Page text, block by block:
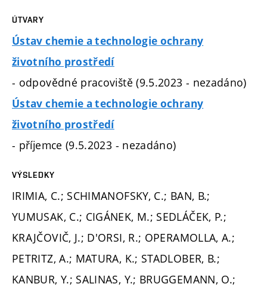
ÚTVARY
Ústav chemie a technologie ochrany
životního prostředí
- odpovědné pracoviště (9.5.2023 - nezadáno)
Ústav chemie a technologie ochrany
životního prostředí
- příjemce (9.5.2023 - nezadáno)
VÝSLEDKY
IRIMIA, C.; SCHIMANOFSKY, C.; BAN, B.;
YUMUSAK, C.; CIGÁNEK, M.; SEDLÁČEK, P.;
KRAJČOVIČ, J.; D'ORSI, R.; OPERAMOLLA, A.;
PETRITZ, A.; MATURA, K.; STADLOBER, B.;
KANBUR, Y.; SALINAS, Y.; BRUGGEMANN, O.;